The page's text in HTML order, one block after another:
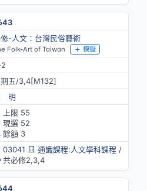
-人文：台灣民俗藝術
Folk-Art of Taiwan 模擬
期五/3,4[M132]
明
上限 55
現選 52
餘額 3
03041
通識課程:人文學科課程 /
共必修2,3,4